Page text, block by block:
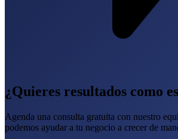
¿Quieres resultados como
Agenda una consulta gratuita con nuestro
podemos ayudar a tu negocio a crecer de